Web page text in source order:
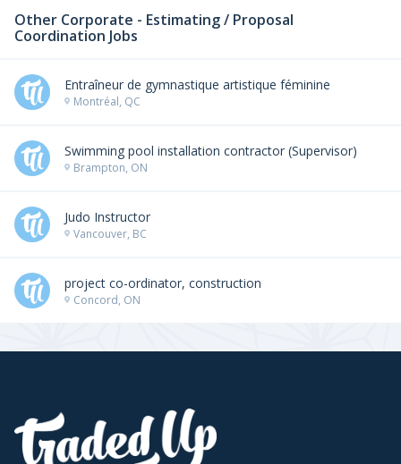
Other Corporate - Estimating / Proposal
Coordination Jobs
Entraîneur de gymnastique artistique féminine
Montréal, QC
Swimming pool installation contractor (Supervisor)
Brampton, ON
Judo Instructor
Vancouver, BC
project co-ordinator, construction
Concord, ON